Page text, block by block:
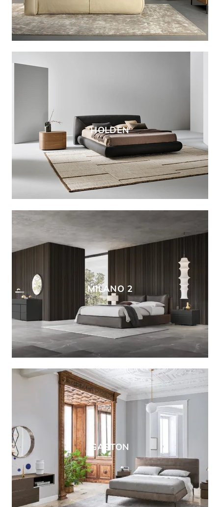
HOLDEN
MILANO 2
GASTON